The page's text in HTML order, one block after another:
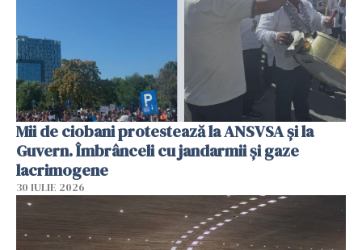
Mii de ciobani protestează la ANSVSA și la
Guvern. Îmbrânceli cu jandarmii și gaze
lacrimogene
30 IULIE 2026